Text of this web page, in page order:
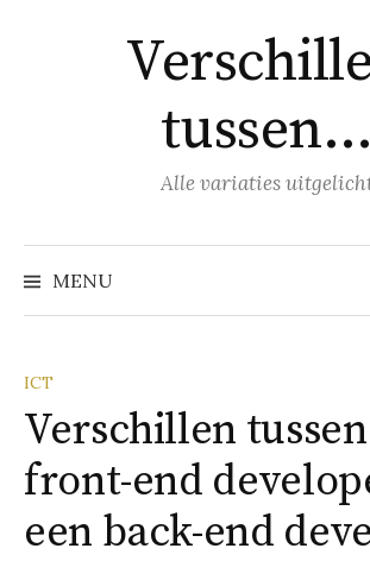
tussen…
Alle variaties
MENU
ICT
Verschillen
front-end
een back-end